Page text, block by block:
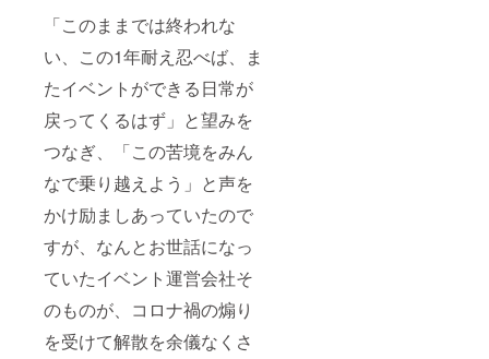
「このままでは終われな
い、この1年耐え忍べば、ま
たイベントができる日常が
戻ってくるはず」と望みを
つなぎ、「この苦境をみん
なで乗り越えよう」と声を
かけ励ましあっていたので
すが、なんとお世話になっ
ていたイベント運営会社そ
のものが、コロナ禍の煽り
を受けて解散を余儀なくさ